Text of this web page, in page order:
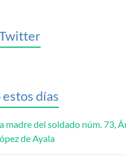
estos días
madre del soldado núm. 73,
de Ayala